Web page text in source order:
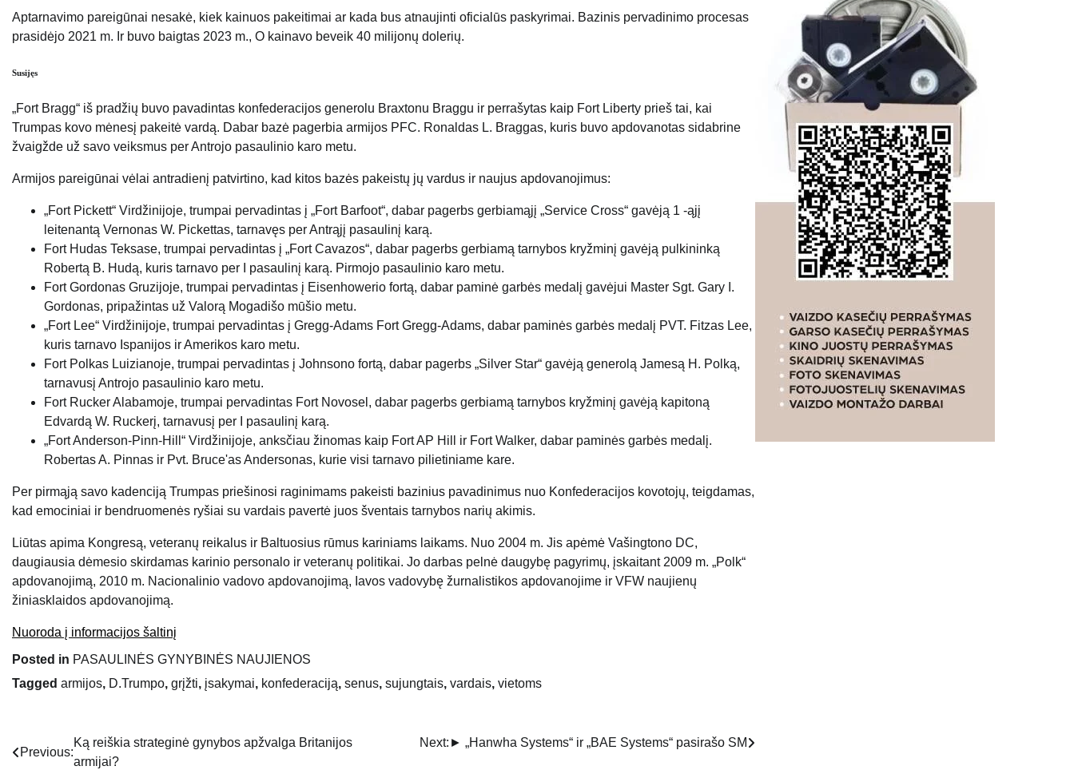
Aptarnavimo pareigūnai nesakė, kiek kainuos pakeitimai ar kada bus atnaujinti oficialūs paskyrimai. Bazinis pervadinimo procesas
prasidėjo 2021 m. Ir buvo baigtas 2023 m., O kainavo beveik 40 milijonų dolerių.
Susijęs
„Fort Bragg“ iš pradžių buvo pavadintas konfederacijos generolu Braxtonu Braggu ir perrašytas kaip Fort Liberty prieš tai, kai
Trumpas kovo mėnesį pakeitė vardą. Dabar bazė pagerbia armijos PFC. Ronaldas L. Braggas, kuris buvo apdovanotas sidabrine
žvaigžde už savo veiksmus per Antrojo pasaulinio karo metu.
Armijos pareigūnai vėlai antradienį patvirtino, kad kitos bazės pakeistų jų vardus ir naujus apdovanojimus:
„Fort Pickett“ Virdžinijoje, trumpai pervadintas į „Fort Barfoot“, dabar pagerbs gerbiamąjį „Service Cross“ gavėją 1 -ąjį
leitenantą Vernonas W. Pickettas, tarnavęs per Antrąjį pasaulinį karą.
Fort Hudas Teksase, trumpai pervadintas į „Fort Cavazos“, dabar pagerbs gerbiamą tarnybos kryžminį gavėją pulkininką
Robertą B. Hudą, kuris tarnavo per I pasaulinį karą. Pirmojo pasaulinio karo metu.
Fort Gordonas Gruzijoje, trumpai pervadintas į Eisenhowerio fortą, dabar paminė garbės medalį gavėjui Master Sgt. Gary I.
Gordonas, pripažintas už Valorą Mogadišo mūšio metu.
„Fort Lee“ Virdžinijoje, trumpai pervadintas į Gregg-Adams Fort Gregg-Adams, dabar paminės garbės medalį PVT. Fitzas Lee,
kuris tarnavo Ispanijos ir Amerikos karo metu.
Fort Polkas Luizianoje, trumpai pervadintas į Johnsono fortą, dabar pagerbs „Silver Star“ gavėją generolą Jamesą H. Polką,
tarnavusį Antrojo pasaulinio karo metu.
Fort Rucker Alabamoje, trumpai pervadintas Fort Novosel, dabar pagerbs gerbiamą tarnybos kryžminį gavėją kapitoną
Edvardą W. Ruckerį, tarnavusį per I pasaulinį karą.
„Fort Anderson-Pinn-Hill“ Virdžinijoje, anksčiau žinomas kaip Fort AP Hill ir Fort Walker, dabar paminės garbės medalį.
Robertas A. Pinnas ir Pvt. Bruce'as Andersonas, kurie visi tarnavo pilietiniame kare.
Per pirmąją savo kadenciją Trumpas priešinosi raginimams pakeisti bazinius pavadinimus nuo Konfederacijos kovotojų, teigdamas,
kad emociniai ir bendruomenės ryšiai su vardais pavertė juos šventais tarnybos narių akimis.
Liūtas apima Kongresą, veteranų reikalus ir Baltuosius rūmus kariniams laikams. Nuo 2004 m. Jis apėmė Vašingtono DC,
daugiausia dėmesio skirdamas karinio personalo ir veteranų politikai. Jo darbas pelnė daugybę pagyrimų, įskaitant 2009 m. „Polk“
apdovanojimą, 2010 m. Nacionalinio vadovo apdovanojimą, Iavos vadovybę žurnalistikos apdovanojime ir VFW naujienų
žiniasklaidos apdovanojimą.
Nuoroda į informacijos šaltinį
Posted in PASAULINĖS GYNYBINĖS NAUJIENOS
Tagged armijos, D.Trumpo, grįžti, įsakymai, konfederaciją, senus, sujungtais, vardais, vietoms
Navigacija
Previous:
Ką reiškia strateginė gynybos apžvalga Britanijos
armijai?
Next: ► „Hanwha Systems“ ir „BAE Systems“ pasirašo SM